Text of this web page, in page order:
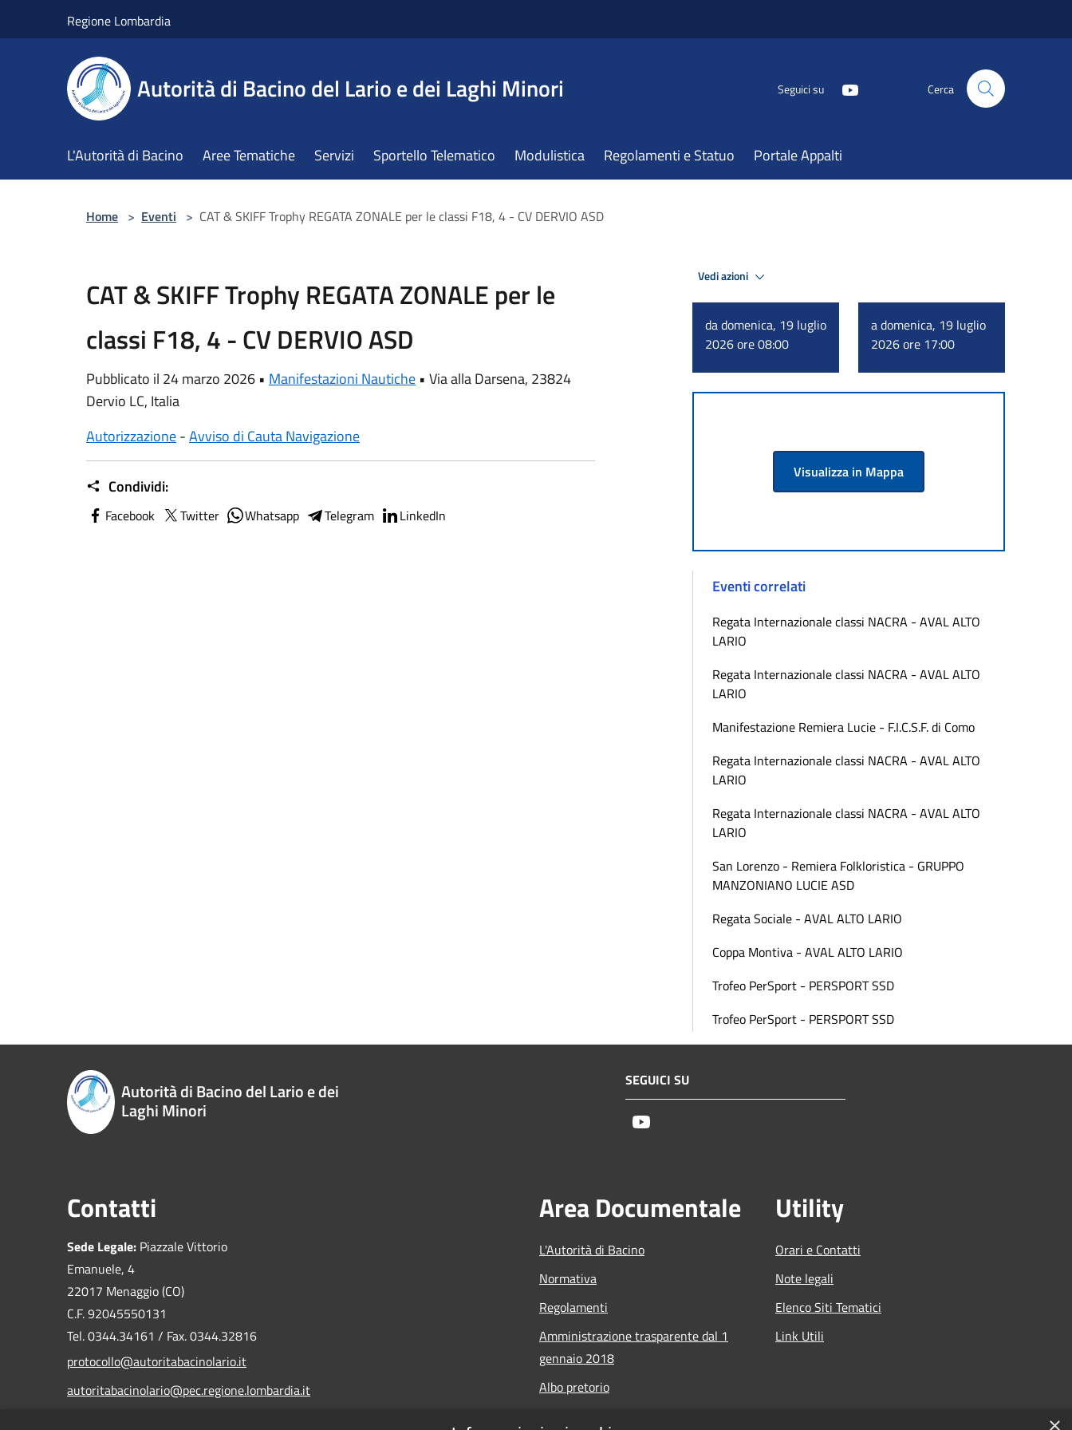
Regione Lombardia
Autorità di Bacino del Lario e dei Laghi Minori Seguici su Cerca
L'Autorità di Bacino Aree Tematiche Servizi Sportello Telematico Modulistica Regolamenti e Statuo Portale Appalti
Home > Eventi > CAT & SKIFF Trophy REGATA ZONALE per le classi F18, 4 - CV DERVIO ASD
CAT & SKIFF Trophy REGATA ZONALE per le
classi F18, 4 - CV DERVIO ASD
Pubblicato il 24 marzo 2026 • Manifestazioni Nautiche • Via alla Darsena, 23824
Dervio LC, Italia
Autorizzazione-Avviso di Cauta Navigazione
Condividi:
Facebook Twitter Whatsapp Telegram LinkedIn
Vedi azioni
da domenica, 19 luglio
2026 ore 08:00
a domenica, 19 luglio
2026 ore 17:00
Visualizza in Mappa
Eventi correlati
Regata Internazionale classi NACRA - AVAL ALTO
LARIO
Regata Internazionale classi NACRA - AVAL ALTO
LARIO
Manifestazione Remiera Lucie - F.I.C.S.F. di Como
Regata Internazionale classi NACRA - AVAL ALTO
LARIO
Regata Internazionale classi NACRA - AVAL ALTO
LARIO
San Lorenzo - Remiera Folkloristica - GRUPPO
MANZONIANO LUCIE ASD
Regata Sociale - AVAL ALTO LARIO
Coppa Montiva - AVAL ALTO LARIO
Trofeo PerSport - PERSPORT SSD
Trofeo PerSport - PERSPORT SSD
Autorità di Bacino del Lario e dei
Laghi Minori
SEGUICI SU
Contatti
Sede Legale: Piazzale Vittorio
Emanuele, 4
22017 Menaggio (CO)
C.F. 92045550131
Tel. 0344.34161 / Fax. 0344.32816
protocollo@autoritabacinolario.it
autoritabacinolario@pec.regione.lombardia.it
Area Documentale
L'Autorità di Bacino
Normativa
Regolamenti
Amministrazione trasparente dal 1
gennaio 2018
Albo pretorio
Utility
Orari e Contatti
Note legali
Elenco Siti Tematici
Link Utili